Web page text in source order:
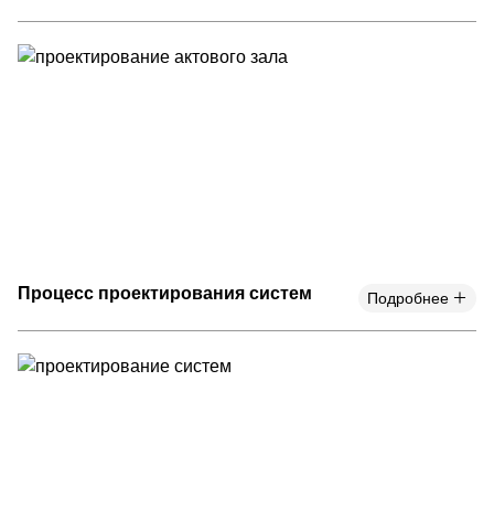
Процесс проектирования систем Подробнее